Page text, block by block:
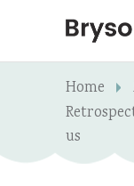
Home
us